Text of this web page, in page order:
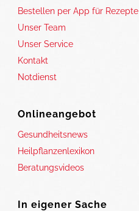
Bestellen per App für Rezepte
Unser Team
Unser Service
Kontakt
Notdienst
Onlineangebot
Gesundheitsnews
Heilpflanzenlexikon
Beratungsvideos
In eigener Sache